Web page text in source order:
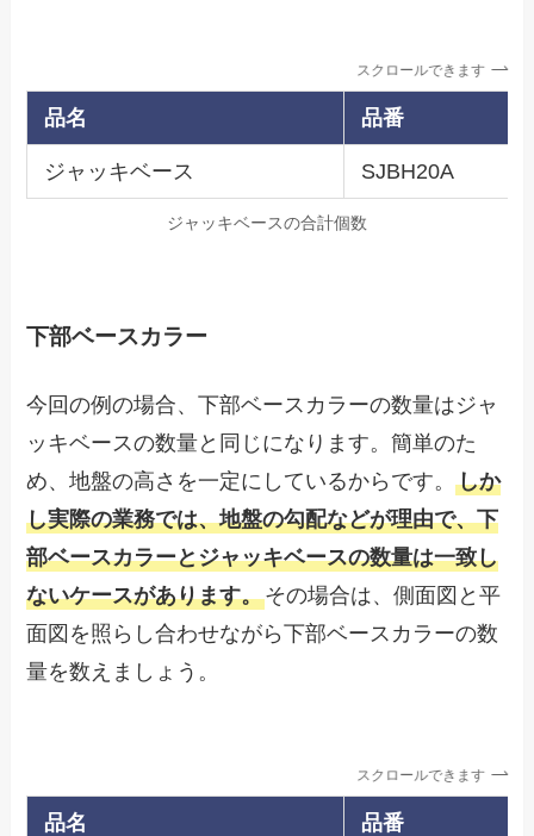
スクロールできます
品名 品番
ジャッキベース SJBH20A
ジャッキベースの合計個数
下部ベースカラー
今回の例の場合、下部ベースカラーの数量はジャ
ッキベースの数量と同じになります。簡単のた
め、地盤の高さを一定にしているからです。しか
し実際の業務では、地盤の勾配などが理由で、下
部ベースカラーとジャッキベースの数量は一致し
ないケースがあります。その場合は、側面図と平
面図を照らし合わせながら下部ベースカラーの数
量を数えましょう。
スクロールできます
品名 品番